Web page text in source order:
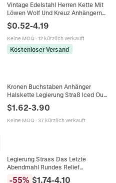
Vintage Edelstahl Herren Kette Mit
Löwen Wolf Und Kreuz Anhängern
Gothic Punk Stil Robuste Kette Für
Hip Hop Schmuck Zubehör
$0.52-4.19
Keine MOQ · 12 kürzlich verkauft
Kostenloser Versand
Kronen Buchstaben Anhänger
Halskette Legierung Straß Iced Out
Panzerkette Hip Hop Stil Für
Männer
$1.62-3.90
Keine MOQ · 37 kürzlich verkauft
Legierung Strass Das Letzte
Abendmahl Rundes Relief
-55% $1.74-4.10